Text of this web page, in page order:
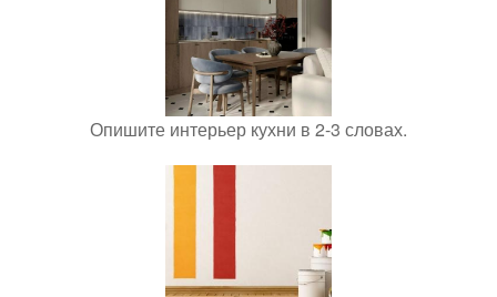
Опишите интерьер кухни в 2-3 словах.